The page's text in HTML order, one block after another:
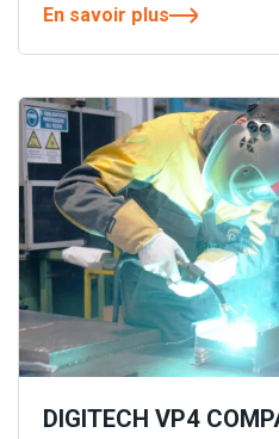
En savoir plus
DIGITECH VP4